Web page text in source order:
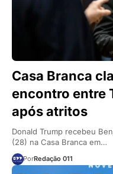
Casa Branca
encontro entre
após atritos
Donald Trump recebeu
(28) na Casa Branca em…
PorRedação 011